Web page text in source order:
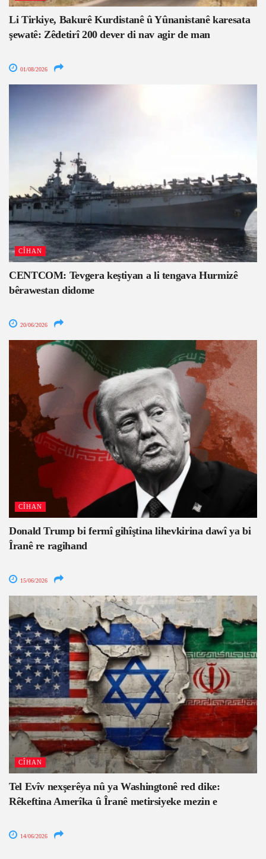
Li Tirkiye, Bakurê Kurdistanê û Yûnanistanê karesata
şewatê: Zêdetirî 200 dever di nav agir de man
01/08/2026
CÎHAN
CENTCOM: Tevgera keştiyan a li tengava Hurmizê
bêrawestan didome
20/06/2026
CÎHAN
Donald Trump bi fermî gihîştina lihevkirina dawî ya bi
Îranê re ragihand
15/06/2026
CÎHAN
Tel Evîv nexşerêya nû ya Washingtonê red dike:
Rêkeftina Amerîka û Îranê metirsiyeke mezin e
14/06/2026